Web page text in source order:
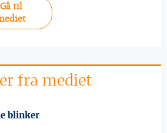
Gå til
fra mediet
blinker